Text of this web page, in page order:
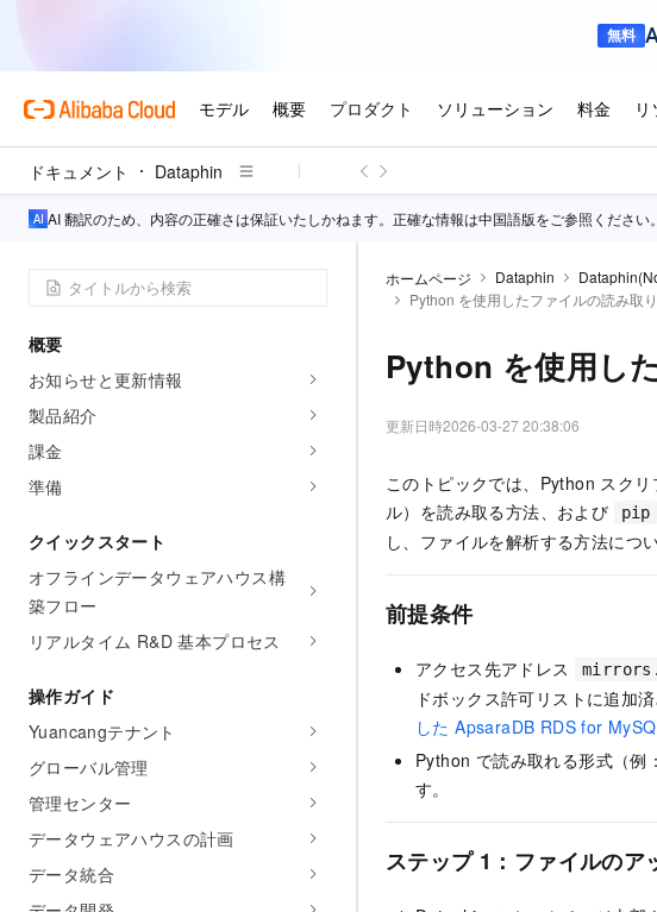
ドキュメント Dataphin
AI 翻訳のため、内容の正確さは保証いたしかねます。正確な情報は中国語版をご参照ください。
概要
お知らせと更新情報
製品紹介
課金
準備
クイックスタート
オフラインデータウェアハウス構
築フロー
リアルタイム R&D 基本プロセス
操作ガイド
Yuancangテナント
グローバル管理
管理センター
データウェアハウスの計画
データ統合
ホームページ Dataphin
Python を使用したファイルの読み取り
Python を使用し
更新日時2026-03-27 20:38:06
このトピックでは、Python スク
ル）を読み取る方法、および
pip
し、ファイルを解析する方法につ
前提条件
アクセス先アドレス
ドボックス許可リストに追加
した ApsaraDB RDS for
Python で読み取れる形式（例
す。
ステップ 1：ファイルのア